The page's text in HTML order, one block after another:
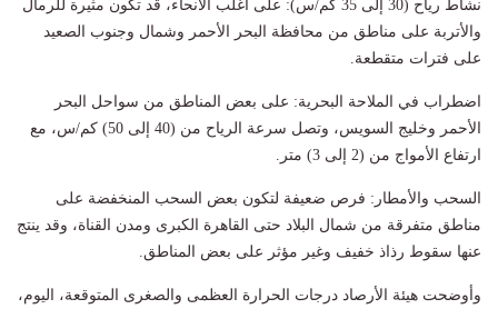
​نشاط رياح (30 إلى 35 كم/س): على أغلب الأنحاء، قد تكون مثيرة للرمال
والأتربة على مناطق من محافظة البحر الأحمر وشمال وجنوب الصعيد
على فترات متقطعة.
​اضطراب في الملاحة البحرية: على بعض المناطق من سواحل البحر
الأحمر وخليج السويس، وتصل سرعة الرياح من (40 إلى 50) كم/س، مع
ارتفاع الأمواج من (2 إلى 3) متر.
​السحب والأمطار: فرص ضعيفة لتكون بعض السحب المنخفضة على
مناطق متفرقة من شمال البلاد حتى القاهرة الكبرى ومدن القناة، وقد ينتج
عنها سقوط رذاذ خفيف وغير مؤثر على بعض المناطق.
وأوضحت هيئة الأرصاد درجات الحرارة العظمى والصغرى المتوقعة، اليوم،